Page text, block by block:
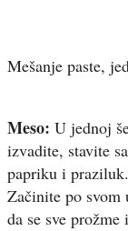
Mešanje paste,
Meso: U jednoj
izvadite, stavite
papriku i
Začinite po svom
da se sve prožme